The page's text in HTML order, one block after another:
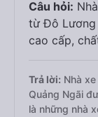
Câu hỏi:
từ Đô Lương
cao cấp,
Trả lời: Nhà
Quảng Ngãi
là những nhà